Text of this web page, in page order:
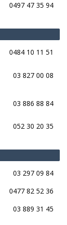
0497 47 35 94
0484 10 11 51
03 827 00 08
03 886 88 84
052 30 20 35
03 297 09 84
0477 82 52 36
03 889 31 45